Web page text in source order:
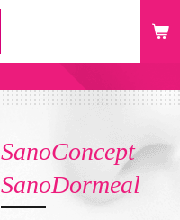
SanoConcept
SanoDormeal